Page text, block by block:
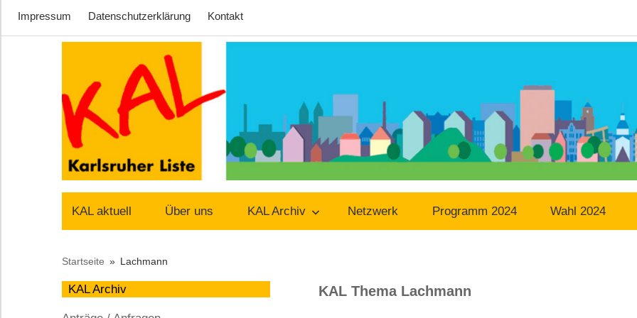
Impressum Datenschutzerklärung Kontakt
Zum
springen
Karlsruher
Liste
–
auf
KAL aktuell Über uns KAL Archiv Netzwerk Programm 2024 Wahl 2024
Startseite Lachmann
KAL Thema Lachmann
KAL Archiv